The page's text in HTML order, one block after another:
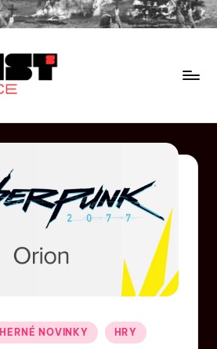
HERNÉ NOVINKY HRY